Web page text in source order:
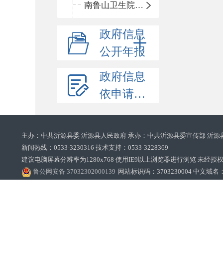
南鲁山卫生院三岔分院
政府信息
公开年报
政府信息
依申请公开
主办：中共沂源县委 沂源县人民政府 承办：中共沂源县委宣传部 沂
新闻热线：0533-3230316 技术支持：0533-3228369‌‌
建议电脑屏幕分辨率为1280x768 使用IE9以上浏览器进行浏览 未经授
鲁公网安备 37032302000139 网站标识码：3703230004 中文域名